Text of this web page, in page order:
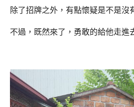
除了招牌之外，有點懷疑是不是沒
不過，既然來了，勇敢的給他走進